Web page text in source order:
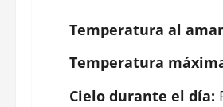
Temperatura al
Temperatura
Cielo durante el día: